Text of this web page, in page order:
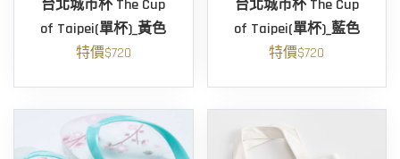
台北城市杯 The Cup
of Taipei(單杯)_黃色
特價$720
台北城市杯 The Cup
of Taipei(單杯)_藍色
特價$720